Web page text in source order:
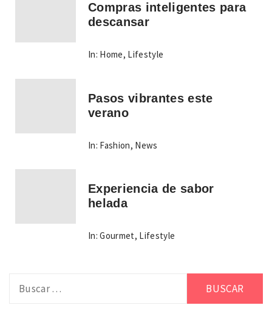
Compras inteligentes para
descansar
In: Home, Lifestyle
Pasos vibrantes este
verano
In: Fashion, News
Experiencia de sabor
helada
In: Gourmet, Lifestyle